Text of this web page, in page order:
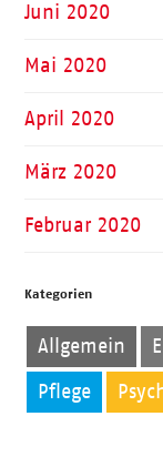
Juni 2020
Mai 2020
April 2020
März 2020
Februar 2020
Kategorien
Allgemein
Pflege